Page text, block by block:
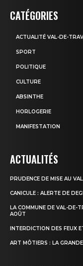
CATÉGORIES
ACTUALITÉ VAL-DE-
SPORT
POLITIQUE
CULTURE
ABSINTHE
HORLOGERIE
MANIFESTATION
ACTUALITÉS
PRUDENCE DE MISE AU
CANICULE : ALERTE DE
LA COMMUNE DE VAL-DE-
AOÛT
INTERDICTION DES FEUX
ART MÔTIERS : LA GRANDE